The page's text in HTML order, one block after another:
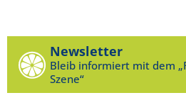
Newsletter
Bleib informiert mit dem
Szene“